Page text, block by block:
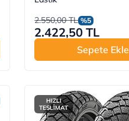
2.550,00 TL %5
2.422,50 TL
Sepete Ekle
HIZLI
TESLİMAT